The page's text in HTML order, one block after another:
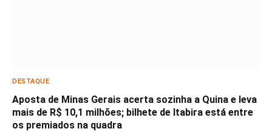
DESTAQUE
Aposta de Minas Gerais acerta sozinha a Quina e leva
mais de R$ 10,1 milhões; bilhete de Itabira está entre
os premiados na quadra